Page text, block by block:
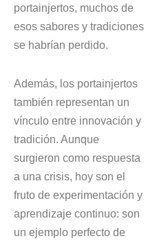
portainjertos, muchos de
esos sabores y tradiciones
se habrían perdido.
Además, los portainjertos
también representan un
vínculo entre innovación y
tradición. Aunque
surgieron como respuesta
a una crisis, hoy son el
fruto de experimentación y
aprendizaje continuo: son
un ejemplo perfecto de